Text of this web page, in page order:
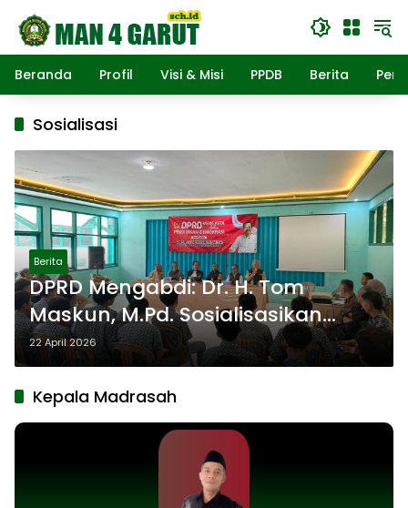
konten
Beranda
Profil Visi & Misi PPDB Berita
Sosialisasi
Berita
DPRD Mengabdi: Dr. H. Tom
Maskun, M.Pd. Sosialisasikan
Pendidikan Demokrasi di MAN 4
Garut
22 April 2026
Kepala Madrasah